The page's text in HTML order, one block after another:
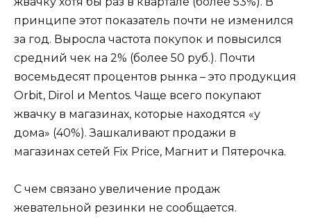
принципе этот показатель почти не изменился
за год. Выросла частота покупок и повысился
средний чек на 2% (более 50 руб.). Почти
восемьдесят процентов рынка – это продукция
Orbit, Dirol и Mentos. Чаще всего покупают
жвачку в магазинах, которые находятся «у
дома» (40%). Зашкаливают продажи в
магазинах сетей Fix Price, Магнит и Пятерочка.
С чем связано увеличение продаж
жевательной резинки не сообщается.